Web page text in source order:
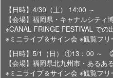
【日時】4/30（土） 14:00 ～
【会場】福岡県・キャナルシテ
※CANAL FRINGE FESTIVAL での
※ミニライブ＆サイン会 ※観覧フリ
【日時】5/1（日） ①13：00 ～
【会場】福岡県北九州市・ある
※ミニライブ＆サイン会 ※観覧フリ